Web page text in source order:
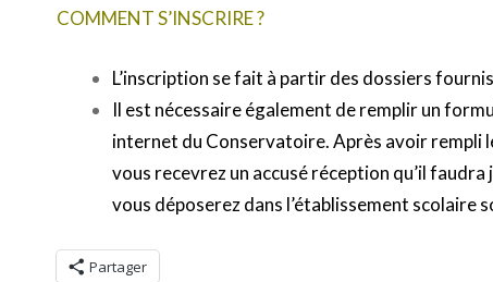
COMMENT S’INSCRIRE ?
L’inscription se fait à partir des dossiers
Il est nécessaire également de remplir un
internet du Conservatoire. Après avoir rempli
vous recevrez un accusé réception qu’il
vous déposerez dans l’établissement scolaire
Partager